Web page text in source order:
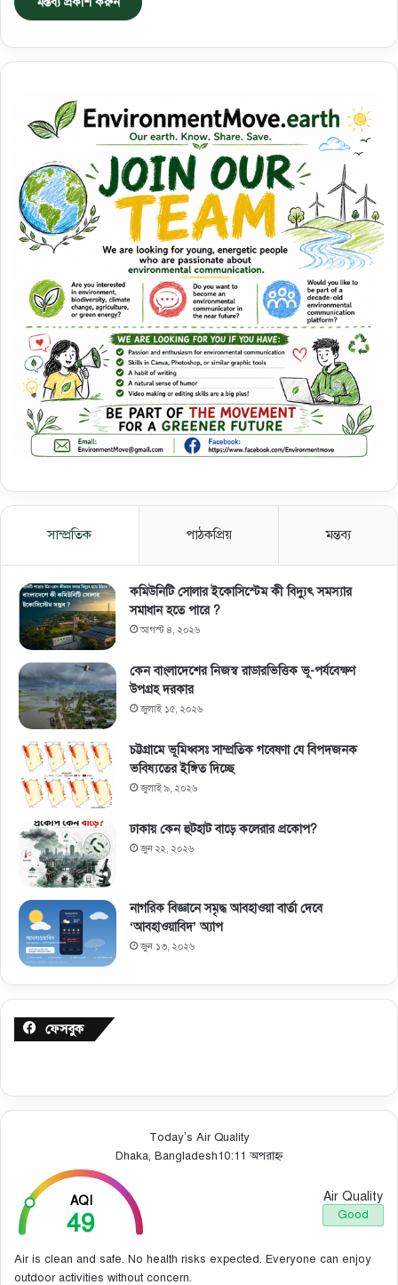
সাম্প্রতিক পাঠকপ্রিয় মন্তব্য
কমিউনিটি সোলার ইকোসিস্টেম কী বিদ্যুৎ সমস্যার
সমাধান হতে পারে ?
আগস্ট ৪, ২০২৬
কেন বাংলাদেশের নিজস্ব রাডারভিত্তিক ভূ-পর্যবেক্ষণ
উপগ্রহ দরকার
জুলাই ১৫, ২০২৬
চট্টগ্রামে ভূমিধ্বসঃ সাম্প্রতিক গবেষণা যে বিপদজনক
ভবিষ্যতের ইঙ্গিত দিচ্ছে
জুলাই ৯, ২০২৬
ঢাকায় কেন হুটহাট বাড়ে কলেরার প্রকোপ?
জুন ২২, ২০২৬
নাগরিক বিজ্ঞানে সমৃদ্ধ আবহাওয়া বার্তা দেবে
‘আবহাওয়াবিদ’ অ্যাপ
জুন ১৩, ২০২৬
ফেসবুক
Today’s Air Quality
Dhaka, Bangladesh10:11 অপরাহ্ন
AQI
49
Air Quality
Good
Air is clean and safe. No health risks expected. Everyone can enjoy
outdoor activities without concern.